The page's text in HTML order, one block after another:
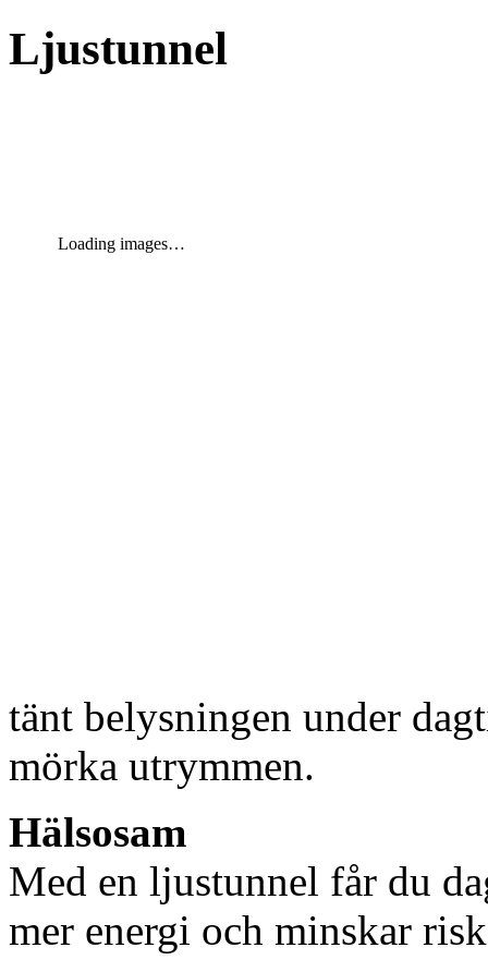
Ljustunnel
Loading images…
tänt belysningen under
mörka utrymmen.
Hälsosam
Med en ljustunnel får du
mer energi och minskar